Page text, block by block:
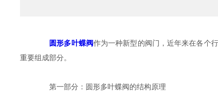
圆形多叶蝶阀作为一种新型的阀门，近年来在各个
重要组成部分。
第一部分：圆形多叶蝶阀的结构原理